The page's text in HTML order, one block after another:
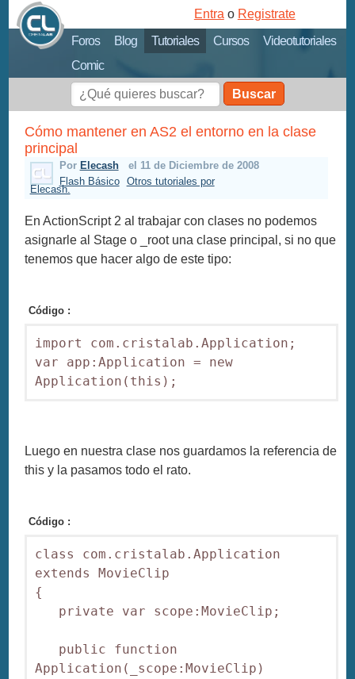
Foros Blog Tutoriales Cursos
Videotutoriales
Comic
Entra o Registrate
Buscar
Cómo mantener en AS2 el entorno en la clase
principal
Por Elecash
el 11 de Diciembre de 2008
Flash Básico
Otros tutoriales por
Elecash.
En ActionScript 2 al trabajar con clases no podemos
asignarle al Stage o _root una clase principal, si no que
tenemos que hacer algo de este tipo:
Código :
import com.cristalab.Application;
var app:Application = new
Luego en nuestra clase nos guardamos la referencia de
this y la pasamos todo el rato.
Código :
class com.cristalab.Application
extends MovieClip
{
private var scope:MovieClip;
public function
Application(_scope:MovieClip)